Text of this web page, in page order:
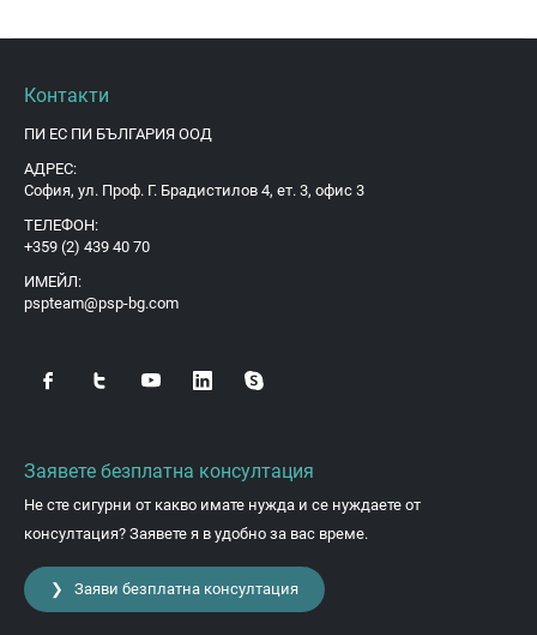
Контакти
ПИ ЕС ПИ БЪЛГАРИЯ ООД
АДРЕС:
София, ул. Проф. Г. Брадистилов 4, ет. 3, офис 3
ТЕЛЕФОН:
+359 (2) 439 40 70
ИМЕЙЛ:
pspteam@psp-bg.com
Заявете безплатна консултация
Не сте сигурни от какво имате нужда и се нуждаете от
консултация? Заявете я в удобно за вас време.
❯ Заяви безплатна консултация